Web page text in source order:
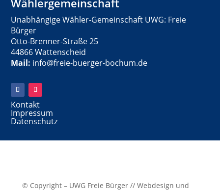
Unabhängige Wähler-Gemeinschaft UWG: Freie
Bürger
Otto-Brenner-Straße 25
44866 Wattenscheid
Mail: info@freie-buerger-bochum.de
Kontakt
Impressum
Datenschutz
© Copyright – UWG Freie Bürger // Webdesign und